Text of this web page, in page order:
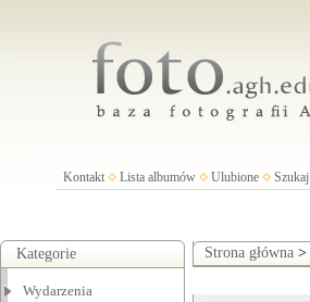
Kontakt Lista albumów Ulubione Szukaj
Kategorie
Wydarzenia
Strona główna >